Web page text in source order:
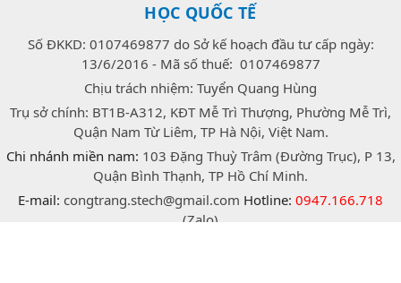
HỌC QUỐC TẾ
Số ĐKKD: 0107469877 do Sở kế hoạch đầu tư cấp ngày:
13/6/2016 - Mã số thuế: 0107469877
Chịu trách nhiệm: Tuyển Quang Hùng
Trụ sở chính: BT1B-A312, KĐT Mễ Trì Thượng, Phường Mễ Trì,
Quận Nam Từ Liêm, TP Hà Nội, Việt Nam.
Chi nhánh miền nam: 103 Đặng Thuỳ Trâm (Đường Trục), P 13,
Quận Bình Thạnh, TP Hồ Chí Minh.
E-mail: congtrang.stech@gmail.com Hotline: 0947.166.718
(Zalo)